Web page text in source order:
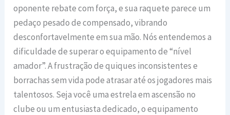
oponente rebate com força, e sua raquete parece um
pedaço pesado de compensado, vibrando
desconfortavelmente em sua mão. Nós entendemos a
dificuldade de superar o equipamento de “nível
amador”. A frustração de quiques inconsistentes e
borrachas sem vida pode atrasar até os jogadores mais
talentosos. Seja você uma estrela em ascensão no
clube ou um entusiasta dedicado, o equipamento